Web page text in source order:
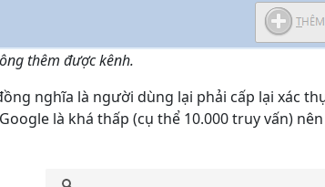
thêm được kênh.
nghĩa là người dùng lại phải cấp lại xác
là khá thấp (cụ thể 10.000 truy vấn)